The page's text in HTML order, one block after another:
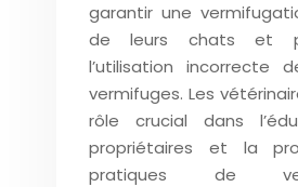
garantir une
de leurs chats et
l’utilisation incorrecte
vermifuges. Les
rôle crucial dans
propriétaires et la
pratiques de